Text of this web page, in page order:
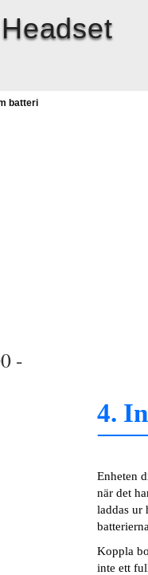
batteri
-
4.
Enheten
när det
laddas ur
Koppla
inte ett